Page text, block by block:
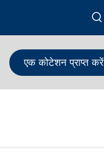
एक कोटेशन प्राप्त करें